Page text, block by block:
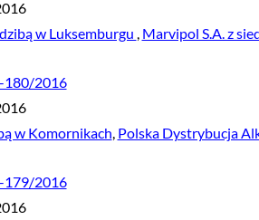
w Luksemburgu , Marvipol S.A. z
180/2016
w Komornikach, Polska Dystrybucja
179/2016